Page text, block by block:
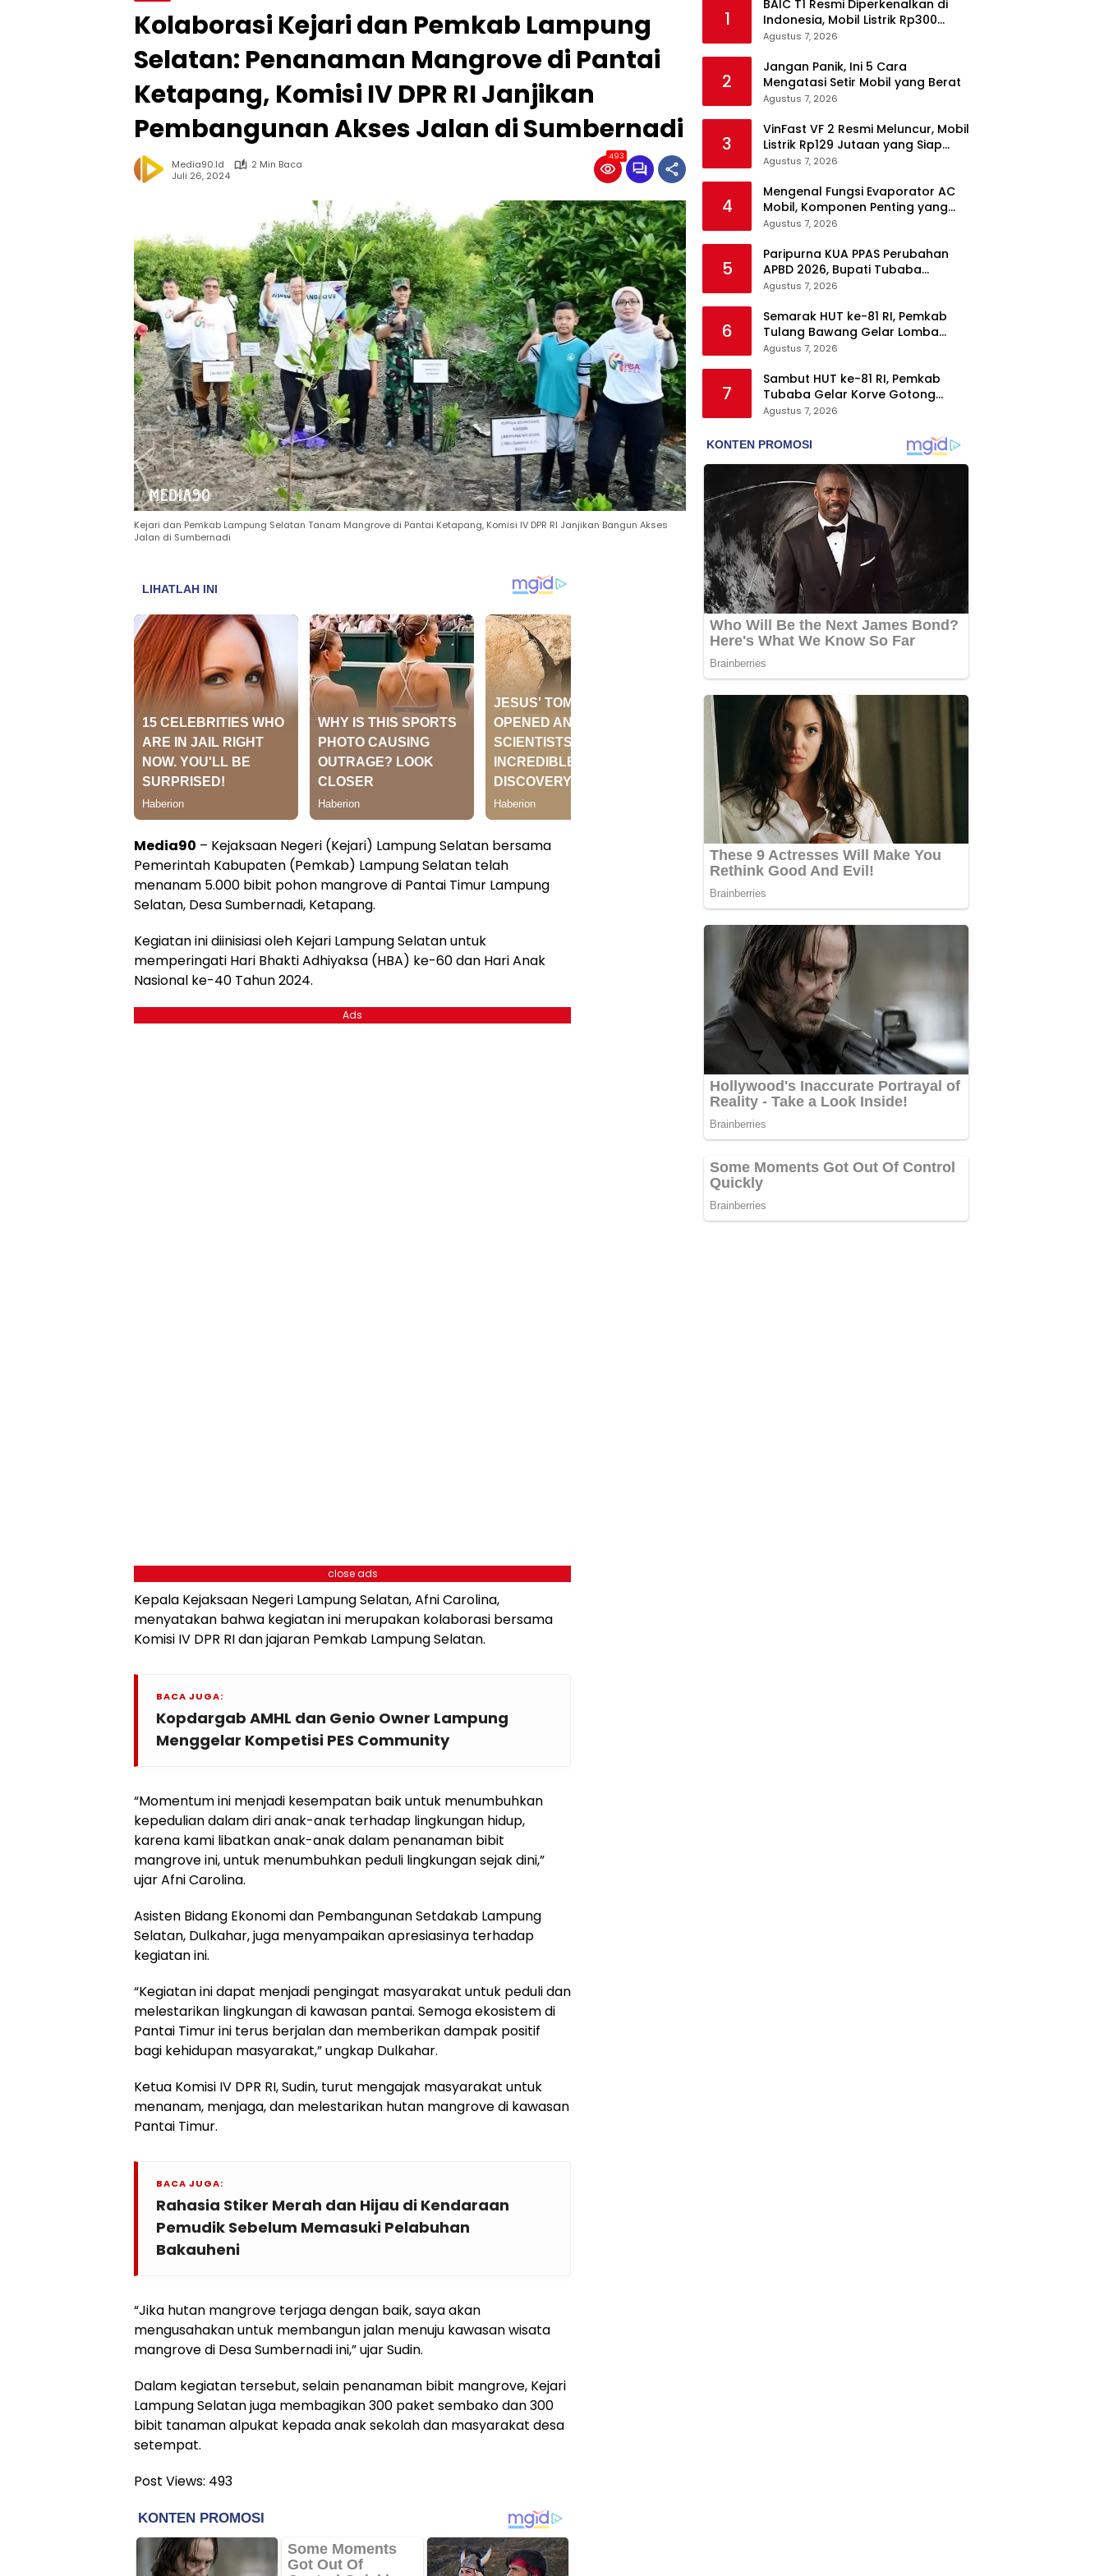
Kolaborasi Kejari dan Pemkab Lampung
Selatan: Penanaman Mangrove di Pantai
Ketapang, Komisi IV DPR RI Janjikan
Pembangunan Akses Jalan di Sumbernadi
Media90.id
2 Min Baca
Juli 26, 2024
493
Kejari dan Pemkab Lampung Selatan Tanam Mangrove di Pantai Ketapang, Komisi IV DPR RI Janjikan Bangun Akses
Jalan di Sumbernadi
Media90 – Kejaksaan Negeri (Kejari) Lampung Selatan bersama
Pemerintah Kabupaten (Pemkab) Lampung Selatan telah
menanam 5.000 bibit pohon mangrove di Pantai Timur Lampung
Selatan, Desa Sumbernadi, Ketapang.
Kegiatan ini diinisiasi oleh Kejari Lampung Selatan untuk
memperingati Hari Bhakti Adhiyaksa (HBA) ke-60 dan Hari Anak
Nasional ke-40 Tahun 2024.
Ads
close ads
Kepala Kejaksaan Negeri Lampung Selatan, Afni Carolina,
menyatakan bahwa kegiatan ini merupakan kolaborasi bersama
Komisi IV DPR RI dan jajaran Pemkab Lampung Selatan.
BACA JUGA:
Kopdargab AMHL dan Genio Owner Lampung
Menggelar Kompetisi PES Community
“Momentum ini menjadi kesempatan baik untuk menumbuhkan
kepedulian dalam diri anak-anak terhadap lingkungan hidup,
karena kami libatkan anak-anak dalam penanaman bibit
mangrove ini, untuk menumbuhkan peduli lingkungan sejak dini,”
ujar Afni Carolina.
Asisten Bidang Ekonomi dan Pembangunan Setdakab Lampung
Selatan, Dulkahar, juga menyampaikan apresiasinya terhadap
kegiatan ini.
“Kegiatan ini dapat menjadi pengingat masyarakat untuk peduli dan
melestarikan lingkungan di kawasan pantai. Semoga ekosistem di
Pantai Timur ini terus berjalan dan memberikan dampak positif
bagi kehidupan masyarakat,” ungkap Dulkahar.
Ketua Komisi IV DPR RI, Sudin, turut mengajak masyarakat untuk
menanam, menjaga, dan melestarikan hutan mangrove di kawasan
Pantai Timur.
BACA JUGA:
Rahasia Stiker Merah dan Hijau di Kendaraan
Pemudik Sebelum Memasuki Pelabuhan
Bakauheni
“Jika hutan mangrove terjaga dengan baik, saya akan
mengusahakan untuk membangun jalan menuju kawasan wisata
mangrove di Desa Sumbernadi ini,” ujar Sudin.
Dalam kegiatan tersebut, selain penanaman bibit mangrove, Kejari
Lampung Selatan juga membagikan 300 paket sembako dan 300
bibit tanaman alpukat kepada anak sekolah dan masyarakat desa
setempat.
Post Views: 493
1
BAIC T1 Resmi Diperkenalkan di
Indonesia, Mobil Listrik Rp300
Jutaan Siap Ramaikan Pasar EV
Agustus 7, 2026
2
Jangan Panik, Ini 5 Cara
Mengatasi Setir Mobil yang Berat
Agustus 7, 2026
3
VinFast VF 2 Resmi Meluncur, Mobil
Listrik Rp129 Jutaan yang Siap
Jadi Alternatif Pengganti Motor
Agustus 7, 2026
4
Mengenal Fungsi Evaporator AC
Mobil, Komponen Penting yang
Sering Terlupakan
Agustus 7, 2026
5
Paripurna KUA PPAS Perubahan
APBD 2026, Bupati Tubaba
Targetkan Pendapatan Daerah
Agustus 7, 2026
6
Semarak HUT ke-81 RI, Pemkab
Tulang Bawang Gelar Lomba
Senam Udang Manis
Agustus 7, 2026
7
Sambut HUT ke-81 RI, Pemkab
Tubaba Gelar Korve Gotong
Royong dan Bersih-Bersih
Agustus 7, 2026